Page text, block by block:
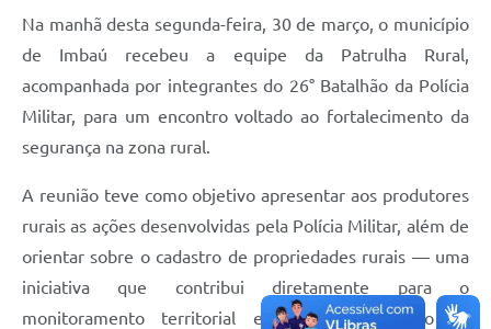
Na manhã desta segunda-feira, 30 de março, o município
de Imbaú recebeu a equipe da Patrulha Rural,
acompanhada por integrantes do 26° Batalhão da Polícia
Militar, para um encontro voltado ao fortalecimento da
segurança na zona rural.
A reunião teve como objetivo apresentar aos produtores
rurais as ações desenvolvidas pela Polícia Militar, além de
orientar sobre o cadastro de propriedades rurais — uma
iniciativa que contribui diretamente para o
monitoramento territorial e para a ampliação da